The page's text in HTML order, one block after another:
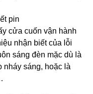
pin
cửa cuốn vận hành
nhận biết của lỗi
sáng đèn mặc dù là
nháy sáng, hoặc là